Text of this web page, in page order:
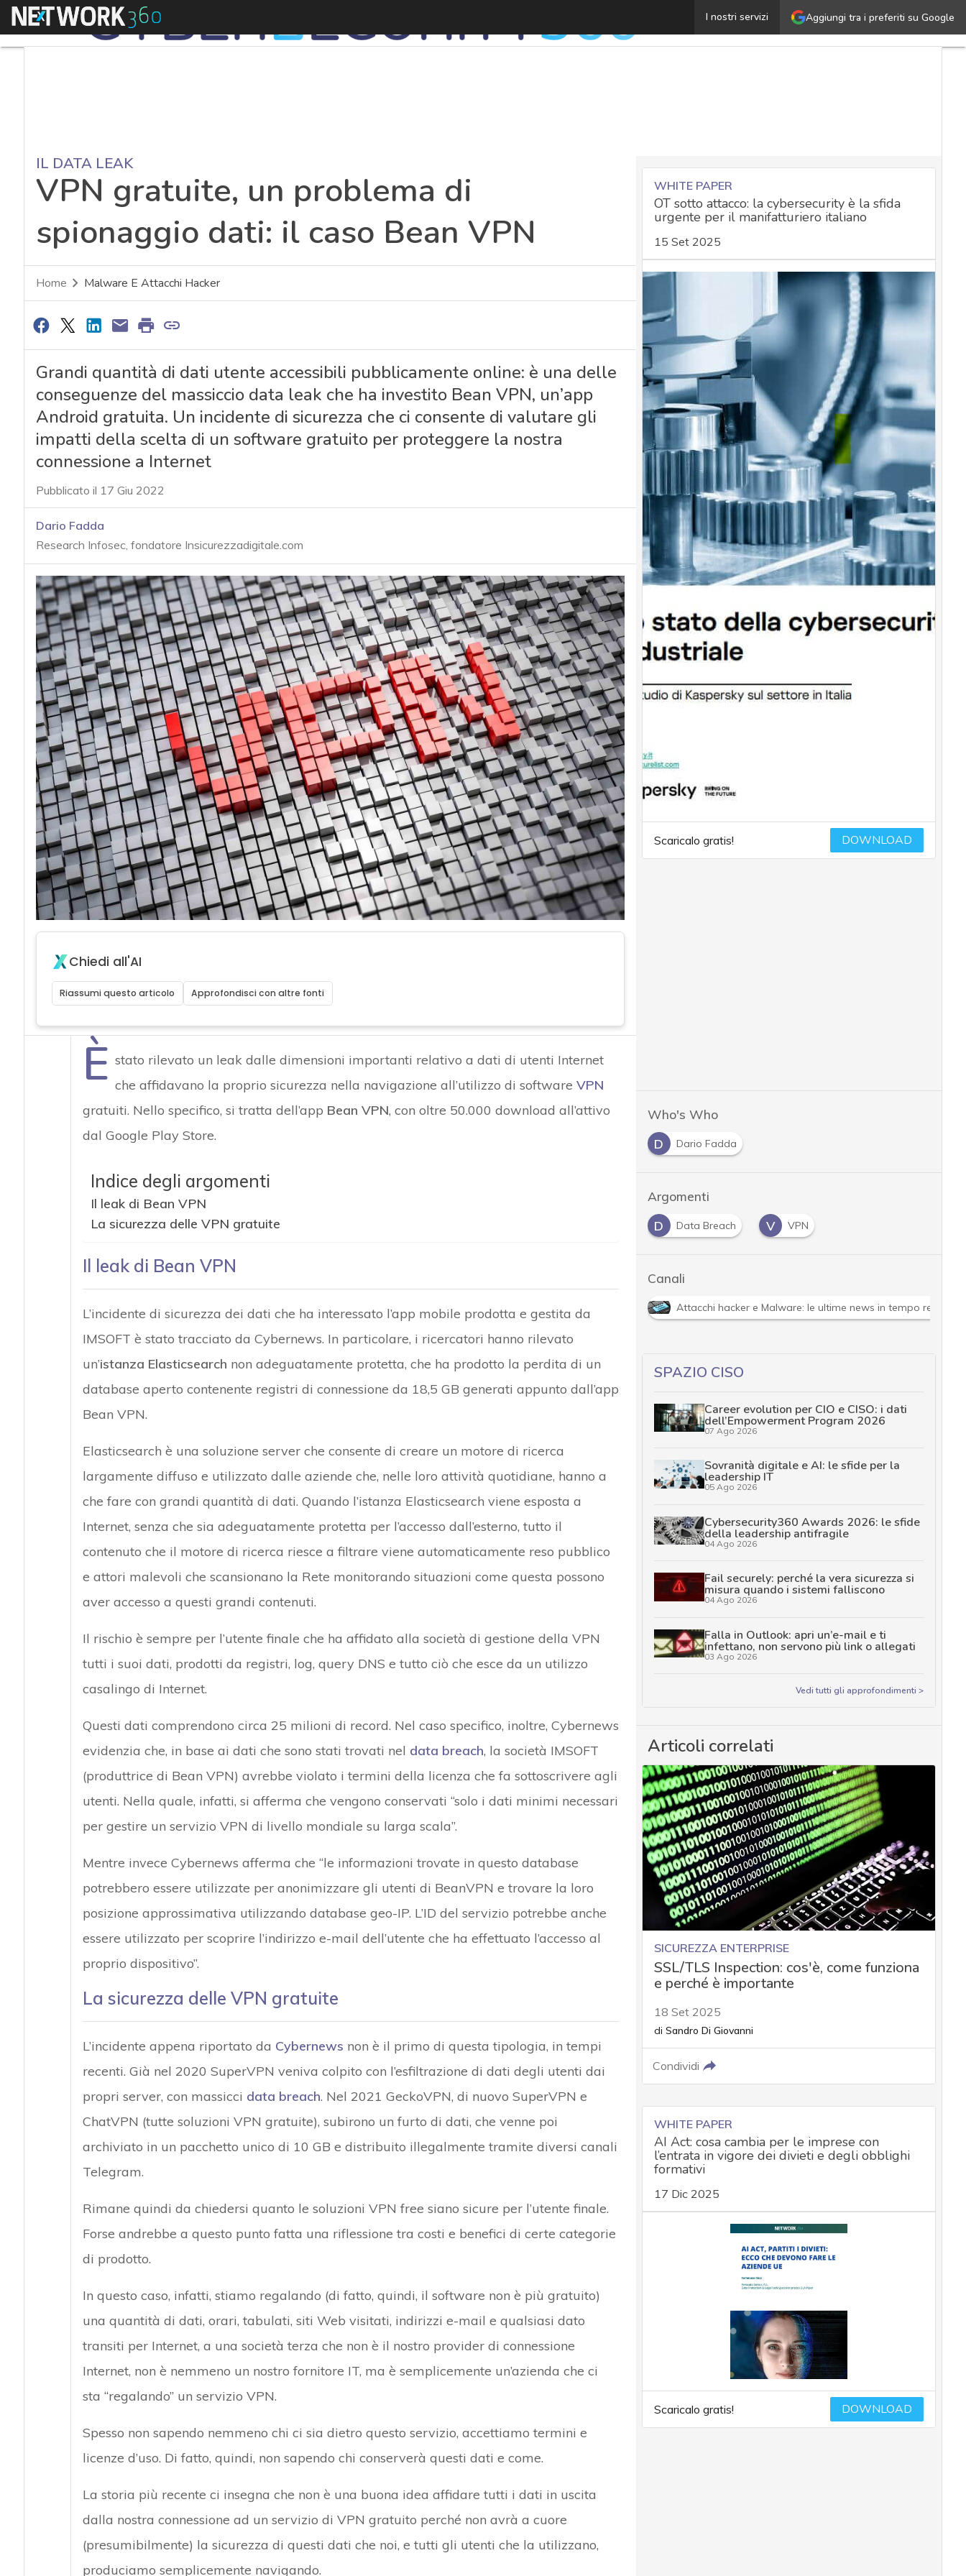
Aggiungi tra i preferiti su Google
I nostri servizi
Menu VPN gratuite, un problema di spionaggio dati: il caso
IL DATA LEAK
VPN gratuite, un problema di
spionaggio dati: il caso Bean VPN
Home Malware E Attacchi Hacker
Grandi quantità di dati utente accessibili pubblicamente online: è una delle
conseguenze del massiccio data leak che ha investito Bean VPN, un’app
Android gratuita. Un incidente di sicurezza che ci consente di valutare gli
impatti della scelta di un software gratuito per proteggere la nostra
connessione a Internet
Pubblicato il 17 Giu 2022
Dario Fadda
Research Infosec, fondatore Insicurezzadigitale.com
Chiedi all'AI
Riassumi questo articolo Approfondisci con altre fonti
È stato rilevato un leak dalle dimensioni importanti relativo a dati di utenti Internet
che affidavano la proprio sicurezza nella navigazione all’utilizzo di software VPN
gratuiti. Nello specifico, si tratta dell’app Bean VPN, con oltre 50.000 download all’attivo
dal Google Play Store.
Indice degli argomenti
Il leak di Bean VPN
La sicurezza delle VPN gratuite
Il leak di Bean VPN
L’incidente di sicurezza dei dati che ha interessato l’app mobile prodotta e gestita da
IMSOFT è stato tracciato da Cybernews. In particolare, i ricercatori hanno rilevato
un’istanza Elasticsearch non adeguatamente protetta, che ha prodotto la perdita di un
database aperto contenente registri di connessione da 18,5 GB generati appunto dall’app
Bean VPN.
Elasticsearch è una soluzione server che consente di creare un motore di ricerca
largamente diffuso e utilizzato dalle aziende che, nelle loro attività quotidiane, hanno a
che fare con grandi quantità di dati. Quando l’istanza Elasticsearch viene esposta a
Internet, senza che sia adeguatamente protetta per l’accesso dall’esterno, tutto il
contenuto che il motore di ricerca riesce a filtrare viene automaticamente reso pubblico
e attori malevoli che scansionano la Rete monitorando situazioni come questa possono
aver accesso a questi grandi contenuti.
Il rischio è sempre per l’utente finale che ha affidato alla società di gestione della VPN
tutti i suoi dati, prodotti da registri, log, query DNS e tutto ciò che esce da un utilizzo
casalingo di Internet.
Questi dati comprendono circa 25 milioni di record. Nel caso specifico, inoltre, Cybernews
evidenzia che, in base ai dati che sono stati trovati nel data breach, la società IMSOFT
(produttrice di Bean VPN) avrebbe violato i termini della licenza che fa sottoscrivere agli
utenti. Nella quale, infatti, si afferma che vengono conservati “solo i dati minimi necessari
per gestire un servizio VPN di livello mondiale su larga scala”.
Mentre invece Cybernews afferma che “le informazioni trovate in questo database
potrebbero essere utilizzate per anonimizzare gli utenti di BeanVPN e trovare la loro
posizione approssimativa utilizzando database geo-IP. L’ID del servizio potrebbe anche
essere utilizzato per scoprire l’indirizzo e-mail dell’utente che ha effettuato l’accesso al
proprio dispositivo”.
La sicurezza delle VPN gratuite
L’incidente appena riportato da Cybernews non è il primo di questa tipologia, in tempi
recenti. Già nel 2020 SuperVPN veniva colpito con l’esfiltrazione di dati degli utenti dai
propri server, con massicci data breach. Nel 2021 GeckoVPN, di nuovo SuperVPN e
ChatVPN (tutte soluzioni VPN gratuite), subirono un furto di dati, che venne poi
archiviato in un pacchetto unico di 10 GB e distribuito illegalmente tramite diversi canali
Telegram.
Rimane quindi da chiedersi quanto le soluzioni VPN free siano sicure per l’utente finale.
Forse andrebbe a questo punto fatta una riflessione tra costi e benefici di certe categorie
di prodotto.
In questo caso, infatti, stiamo regalando (di fatto, quindi, il software non è più gratuito)
una quantità di dati, orari, tabulati, siti Web visitati, indirizzi e-mail e qualsiasi dato
transiti per Internet, a una società terza che non è il nostro provider di connessione
Internet, non è nemmeno un nostro fornitore IT, ma è semplicemente un’azienda che ci
sta “regalando” un servizio VPN.
Spesso non sapendo nemmeno chi ci sia dietro questo servizio, accettiamo termini e
licenze d’uso. Di fatto, quindi, non sapendo chi conserverà questi dati e come.
La storia più recente ci insegna che non è una buona idea affidare tutti i dati in uscita
dalla nostra connessione ad un servizio di VPN gratuito perché non avrà a cuore
(presumibilmente) la sicurezza di questi dati che noi, e tutti gli utenti che la utilizzano,
produciamo semplicemente navigando.
WHITE PAPER
OT sotto attacco: la cybersecurity è la sfida
urgente per il manifatturiero italiano
15 Set 2025
Scaricalo gratis! DOWNLOAD
Who's Who
D
Dario Fadda
Argomenti
D
Data Breach V VPN
Canali
Attacchi hacker e Malware: le ultime news in tempo reale e
SPAZIO CISO
Career evolution per CIO e CISO: i dati
dell’Empowerment Program 2026
07 Ago 2026
Sovranità digitale e AI: le sfide per la
leadership IT
05 Ago 2026
Cybersecurity360 Awards 2026: le sfide
della leadership antifragile
04 Ago 2026
Fail securely: perché la vera sicurezza si
misura quando i sistemi falliscono
04 Ago 2026
Falla in Outlook: apri un’e-mail e ti
infettano, non servono più link o allegati
03 Ago 2026
Vedi tutti gli approfondimenti >
Articoli correlati
SICUREZZA ENTERPRISE
SSL/TLS Inspection: cos'è, come funziona
e perché è importante
18 Set 2025
di Sandro Di Giovanni
Condividi
WHITE PAPER
AI Act: cosa cambia per le imprese con
l’entrata in vigore dei divieti e degli obblighi
formativi
17 Dic 2025
Scaricalo gratis! DOWNLOAD